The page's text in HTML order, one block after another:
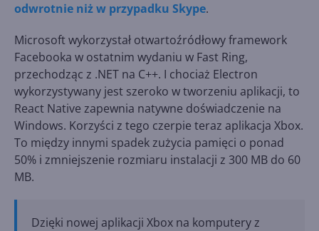
odwrotnie niż w przypadku Skype.
Microsoft wykorzystał otwartoźródłowy framework
Facebooka w ostatnim wydaniu w Fast Ring,
przechodząc z .NET na C++. I chociaż Electron
wykorzystywany jest szeroko w tworzeniu aplikacji, to
React Native zapewnia natywne doświadczenie na
Windows. Korzyści z tego czerpie teraz aplikacja Xbox.
To między innymi spadek zużycia pamięci o ponad
50% i zmniejszenie rozmiaru instalacji z 300 MB do 60
MB.
Dzięki nowej aplikacji Xbox na komputery z